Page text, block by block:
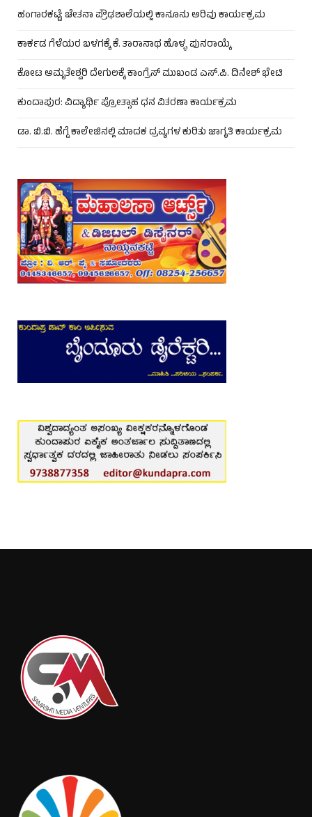
ಹಂಗಾರಕಟ್ಟೆ: ಚೇತನಾ ಪ್ರೌಢಶಾಲೆಯಲ್ಲಿ ಕಾನೂನು ಅರಿವು ಕಾರ್ಯಕ್ರಮ
ಕಾರ್ಕಡ ಗೆಳೆಯರ ಬಳಗಕ್ಕೆ ಕೆ. ತಾರಾನಾಥ ಹೊಳ್ಳ ಪುನರಾಯ್ಕೆ
ಕೋಟ ಅಮೃತೇಶ್ವರಿ ದೇಗುಲಕ್ಕೆ ಕಾಂಗ್ರೆಸ್ ಮುಖಂಡ ಎಸ್.ಪಿ. ದಿನೇಶ್ ಭೇಟಿ
ಕುಂದಾಪುರ: ವಿದ್ಯಾರ್ಥಿ ಪ್ರೋತ್ಸಾಹ ಧನ ವಿತರಣಾ ಕಾರ್ಯಕ್ರಮ
ಡಾ. ಬಿ.ಬಿ. ಹೆಗ್ಡೆ ಕಾಲೇಜಿನಲ್ಲಿ ಮಾದಕ ದ್ರವ್ಯಗಳ ಕುರಿತು ಜಾಗೃತಿ ಕಾರ್ಯಕ್ರಮ